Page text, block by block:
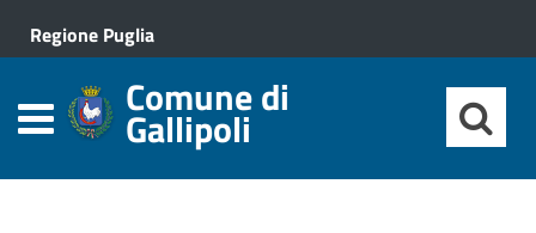
Regione Puglia
Comune di
Gallipoli